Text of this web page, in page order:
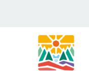
Kaupungin
logo